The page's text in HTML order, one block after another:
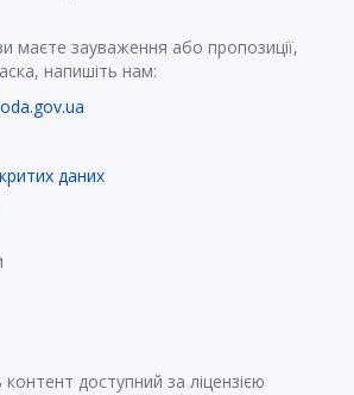
маєте зауваження або пропозиції,
напишіть нам:
даних
контент доступний за ліцензією